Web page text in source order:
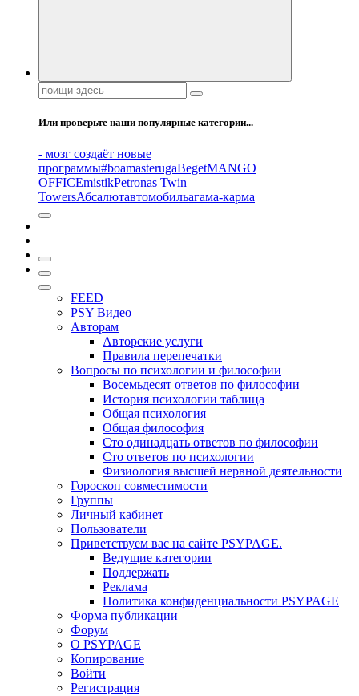
Поиск:
Или проверьте наши популярные категории...
- мозг создаёт новые
программы#boamasterugaBegetMANGO
OFFICEmistikPetronas Twin
TowersАбсалютавтомобильагама-карма
FEED
PSY Видео
Авторам
Авторские услуги
Правила перепечатки
Вопросы по психологии и философии
Восемьдесят ответов по философии
История психологии таблица
Общая психология
Общая философия
Сто одинадцать ответов по философии
Сто ответов по психологии
Физиология высшей нервной деятельности
Гороскоп совместимости
Группы
Личный кабинет
Пользователи
Приветствуем вас на сайте PSYPAGE.
Ведущие категории
Поддержать
Реклама
Политика конфиденциальности PSYPAGE
Форма публикации
Форум
О PSYPAGE
Копирование
Войти
Регистрация